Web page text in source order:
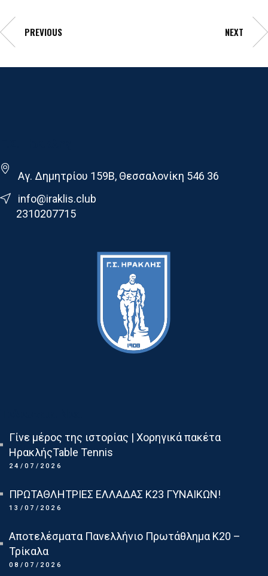
PREVIOUS NEXT
Αγ. Δημητρίου 159Β, Θεσσαλονίκη 546 36
info@iraklis.club
2310207715
Γίνε μέρος της ιστορίας | Χορηγικά πακέτα
ΗρακλήςTable Tennis
24/07/2026
ΠΡΩΤΑΘΛΗΤΡΙΕΣ ΕΛΛΑΔΑΣ Κ23 ΓΥΝΑΙΚΩΝ!
13/07/2026
Αποτελέσματα Πανελλήνιο Πρωτάθλημα Κ20 –
Τρίκαλα
08/07/2026